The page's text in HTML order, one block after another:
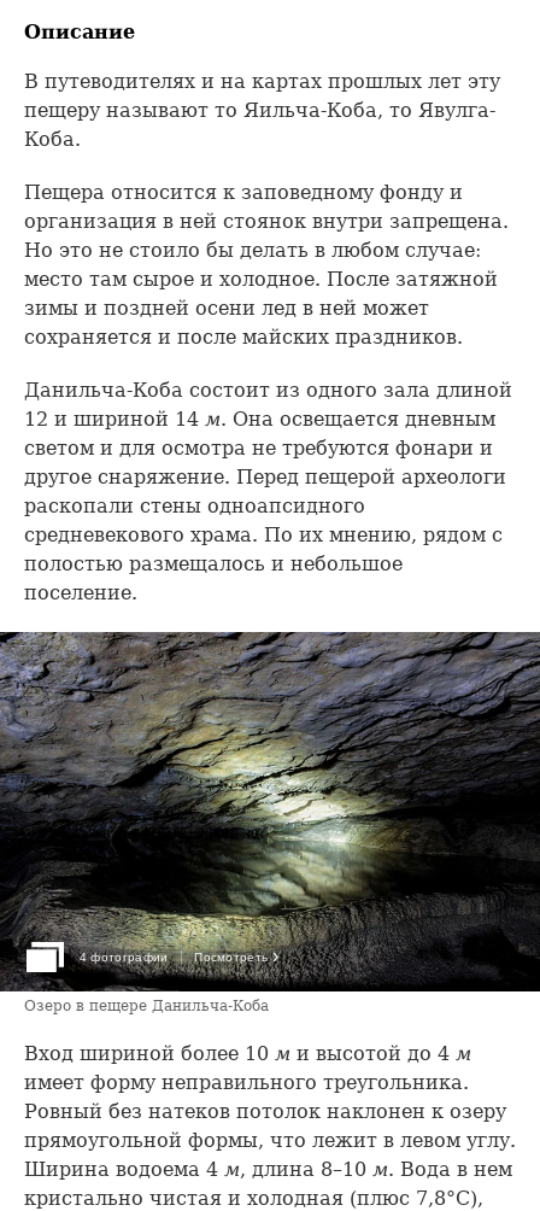
Описание
В путеводителях и на картах прошлых лет эту
пещеру называют то Яильча-Коба, то Явулга-
Коба.
Пещера относится к заповедному фонду и
организация в ней стоянок внутри запрещена.
Но это не стоило бы делать в любом случае:
место там сырое и холодное. После затяжной
зимы и поздней осени лед в ней может
сохраняется и после майских праздников.
Данильча-Коба состоит из одного зала длиной
12 и шириной 14 м. Она освещается дневным
светом и для осмотра не требуются фонари и
другое снаряжение. Перед пещерой археологи
раскопали стены одноапсидного
средневекового храма. По их мнению, рядом с
полостью размещалось и небольшое
поселение.
4 фотографии Посмотреть ›
Озеро в пещере Данильча-Коба
Вход шириной более 10 м и высотой до 4 м
имеет форму неправильного треугольника.
Ровный без натеков потолок наклонен к озеру
прямоугольной формы, что лежит в левом углу.
Ширина водоема 4 м, длина 8–10 м. Вода в нем
кристально чистая и холодная (плюс 7,8°С),